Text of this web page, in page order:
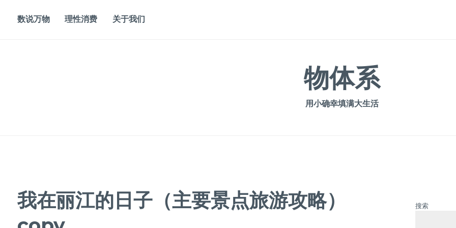
数说万物 理性消费 关于我们
物体系
用小确幸填满大生活
我在丽江的日子（主要景点旅游攻略）
搜索